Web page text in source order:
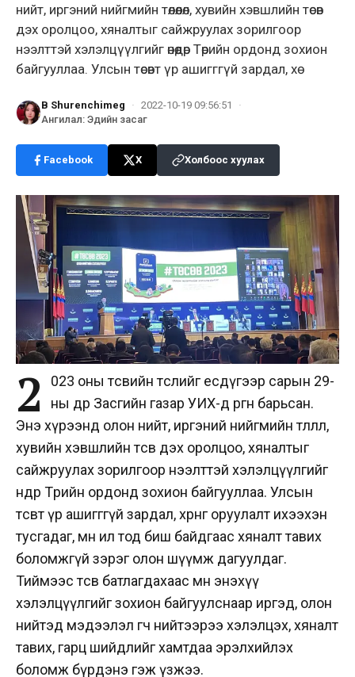
нийт, иргэний нийгмийн төлөөлөл, хувийн хэвшлийн төсөв
дэх оролцоо, хяналтыг сайжруулах зорилгоор
нээлттэй хэлэлцүүлгийг өнөөдөр Төрийн ордонд зохион
байгууллаа. Улсын төсөвт үр ашигггүй зардал, хө
B Shurenchimeg · 2022-10-19 09:56:51
·
Ангилал: Эдийн засаг
Facebook X Холбоос хуулах
2
023 оны төсвийн төслийг есдүгээр сарын 29-
ны өдөр Засгийн газар УИХ-д өргөн барьсан.
Энэ хүрээнд олон нийт, иргэний нийгмийн төлөөлөл,
хувийн хэвшлийн төсөв дэх оролцоо, хяналтыг
сайжруулах зорилгоор нээлттэй хэлэлцүүлгийг
өнөөдөр Төрийн ордонд зохион байгууллаа. Улсын
төсөвт үр ашигггүй зардал, хөрөнгө оруулалт ихээхэн
тусгадаг, мөн ил тод биш байдгаас хяналт тавих
боломжгүй зэрэг олон шүүмж дагуулдаг.
Тиймээс төсөв батлагдахаас өмнө энэхүү
хэлэлцүүлгийг зохион байгуулснаар иргэд, олон
нийтэд мэдээлэл өгч нийтээрээ хэлэлцэх, хяналт
тавих, гарц шийдлийг хамтдаа эрэлхийлэх
боломж бүрдэнэ гэж үзжээ.